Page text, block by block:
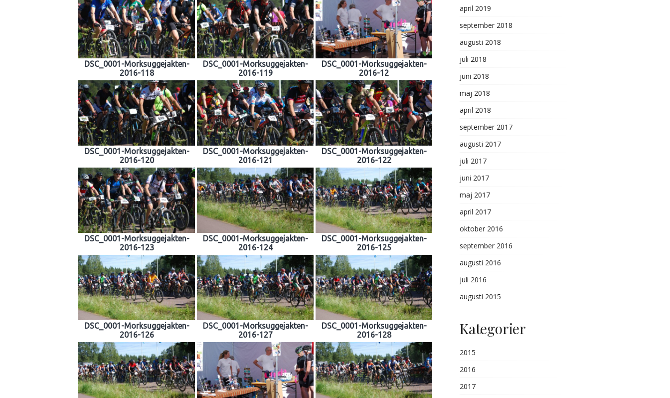
DSC_0001-Morksuggejakten-
2016-118
DSC_0001-Morksuggejakten-
2016-119
DSC_0001-Morksuggejakten-
2016-12
DSC_0001-Morksuggejakten-
2016-120
DSC_0001-Morksuggejakten-
2016-121
DSC_0001-Morksuggejakten-
2016-122
DSC_0001-Morksuggejakten-
2016-123
DSC_0001-Morksuggejakten-
2016-124
DSC_0001-Morksuggejakten-
2016-125
DSC_0001-Morksuggejakten-
2016-126
DSC_0001-Morksuggejakten-
2016-127
DSC_0001-Morksuggejakten-
2016-128
april 2019
september 2018
augusti 2018
juli 2018
juni 2018
maj 2018
april 2018
september 2017
augusti 2017
juli 2017
juni 2017
maj 2017
april 2017
oktober 2016
september 2016
augusti 2016
juli 2016
augusti 2015
Kategorier
2015
2016
2017